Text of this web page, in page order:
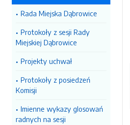
Rada Miejska Dąbrowice
Protokoły z sesji Rady
Miejskiej Dąbrowice
Projekty uchwał
Protokoły z posiedzeń
Komisji
Imienne wykazy glosowań
radnych na sesji